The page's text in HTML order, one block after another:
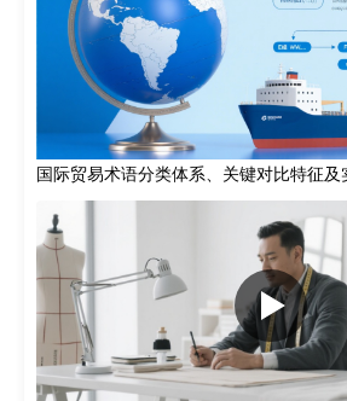
国际贸易术语分类体系、关键对比特征及